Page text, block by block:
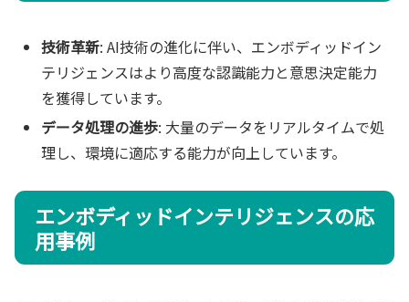
技術革新: AI技術の進化に伴い、エンボディッドイン
テリジェンスはより高度な認識能力と意思決定能力
を獲得しています。
データ処理の進歩: 大量のデータをリアルタイムで処
理し、環境に適応する能力が向上しています。
エンボディッドインテリジェンスの応
用事例